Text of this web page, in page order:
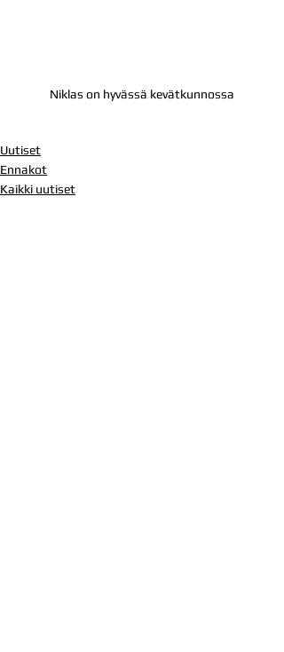
Niklas on hyvässä kevätkunnossa
Uutiset
Ennakot
Kaikki uutiset